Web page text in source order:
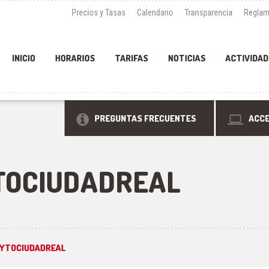
Precios y Tasas Calendario Transparencia
INICIO HORARIOS TARIFAS NOTICIAS
PREGUNTAS FRECUENTES